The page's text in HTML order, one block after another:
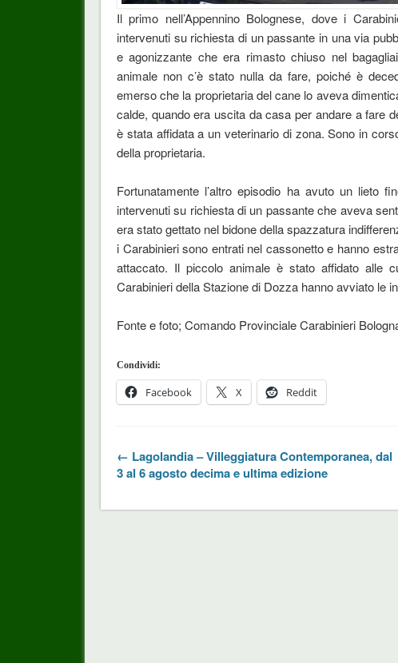
Il primo nell’Appennino Bolognese, dove i
intervenuti su richiesta di un passante in una via
e agonizzante che era rimasto chiuso nel
animale non c’è stato nulla da fare, poiché è
emerso che la proprietaria del cane lo aveva
calde, quando era uscita da casa per andare a fare
è stata affidata a un veterinario di zona. Sono in
della proprietaria.
Fortunatamente l’altro episodio ha avuto un lieto
intervenuti su richiesta di un passante che aveva
era stato gettato nel bidone della spazzatura
i Carabinieri sono entrati nel cassonetto e hanno
attaccato. Il piccolo animale è stato affidato alle
Carabinieri della Stazione di Dozza hanno avviato le
Fonte e foto; Comando Provinciale Carabinieri
Condividi:
Facebook X Reddit
← Lagolandia – Villeggiatura Contemporanea, dal
3 al 6 agosto decima e ultima edizione